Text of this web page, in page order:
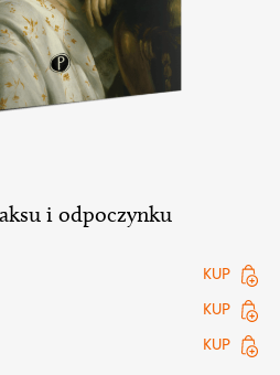
i odpoczynku
KUP
KUP
KUP